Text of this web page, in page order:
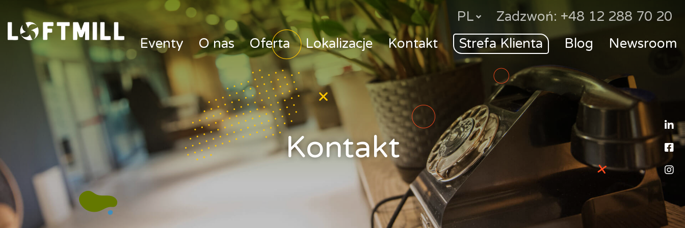
Loftmill.com
PL
Zadzwoń: +48 12 288 70 20
Eventy
O nas Oferta Lokalizacje Kontakt Strefa Klienta Blog Newsroom
Kontakt